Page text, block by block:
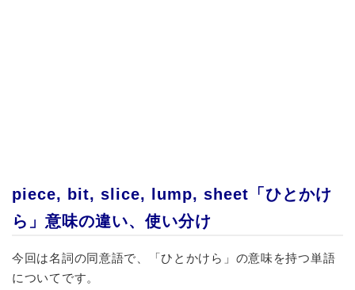
piece, bit, slice, lump, sheet「ひとかけ
ら」意味の違い、使い分け
今回は名詞の同意語で、「ひとかけら」の意味を持つ単語
についてです。